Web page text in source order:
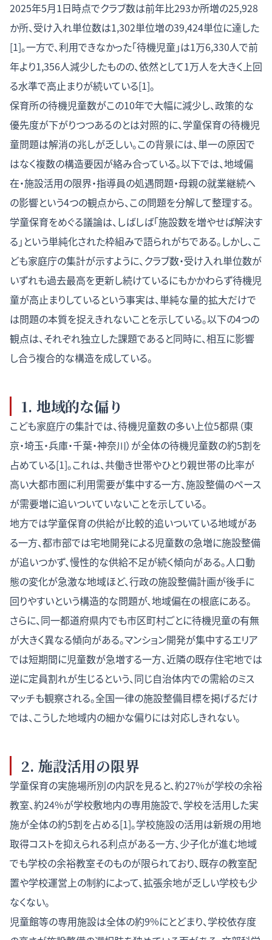
2025年5月1日時点でクラブ数は前年比293か所増の25,928
か所、受け入れ単位数は1,302単位増の39,424単位に達した
[1]。一方で、利用できなかった「待機児童」は1万6,330人で前
年より1,356人減少したものの、依然として1万人を大きく上回
る水準で高止まりが続いている[1]。
保育所の待機児童数がこの10年で大幅に減少し、政策的な
優先度が下がりつつあるのとは対照的に、学童保育の待機児
童問題は解消の兆しが乏しい。この背景には、単一の原因で
はなく複数の構造要因が絡み合っている。以下では、地域偏
在・施設活用の限界・指導員の処遇問題・母親の就業継続へ
の影響という4つの観点から、この問題を分解して整理する。
学童保育をめぐる議論は、しばしば「施設数を増やせば解決す
る」という単純化された枠組みで語られがちである。しかし、こ
ども家庭庁の集計が示すように、クラブ数・受け入れ単位数が
いずれも過去最高を更新し続けているにもかかわらず待機児
童が高止まりしているという事実は、単純な量的拡大だけで
は問題の本質を捉えきれないことを示している。以下の4つの
観点は、それぞれ独立した課題であると同時に、相互に影響
し合う複合的な構造を成している。
1. 地域的な偏り
こども家庭庁の集計では、待機児童数の多い上位5都県（東
京・埼玉・兵庫・千葉・神奈川）が全体の待機児童数の約5割を
占めている[1]。これは、共働き世帯やひとり親世帯の比率が
高い大都市圏に利用需要が集中する一方、施設整備のペース
が需要増に追いついていないことを示している。
地方では学童保育の供給が比較的追いついている地域があ
る一方、都市部では宅地開発による児童数の急増に施設整備
が追いつかず、慢性的な供給不足が続く傾向がある。人口動
態の変化が急激な地域ほど、行政の施設整備計画が後手に
回りやすいという構造的な問題が、地域偏在の根底にある。
さらに、同一都道府県内でも市区町村ごとに待機児童の有無
が大きく異なる傾向がある。マンション開発が集中するエリア
では短期間に児童数が急増する一方、近隣の既存住宅地では
逆に定員割れが生じるという、同じ自治体内での需給のミス
マッチも観察される。全国一律の施設整備目標を掲げるだけ
では、こうした地域内の細かな偏りには対応しきれない。
2. 施設活用の限界
学童保育の実施場所別の内訳を見ると、約27%が学校の余裕
教室、約24%が学校敷地内の専用施設で、学校を活用した実
施が全体の約5割を占める[1]。学校施設の活用は新規の用地
取得コストを抑えられる利点がある一方、少子化が進む地域
でも学校の余裕教室そのものが限られており、既存の教室配
置や学校運営上の制約によって、拡張余地が乏しい学校も少
なくない。
児童館等の専用施設は全体の約9%にとどまり、学校依存度